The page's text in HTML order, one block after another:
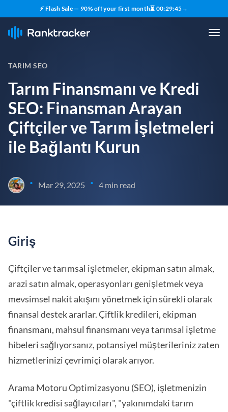
⚡ Flash Sale — 90% off your first month⏳ 00:29:44→
TARIM SEO
Tarım Finansmanı ve Kredi
SEO: Finansman Arayan
Çiftçiler ve Tarım İşletmeleri
ile Bağlantı Kurun
• Mar 29, 2025 • 4 min read
Giriş
Çiftçiler ve tarımsal işletmeler, ekipman satın almak,
arazi satın almak, operasyonları genişletmek veya
mevsimsel nakit akışını yönetmek için sürekli olarak
finansal destek ararlar. Çiftlik kredileri, ekipman
finansmanı, mahsul finansmanı veya tarımsal işletme
hibeleri sağlıyorsanız, potansiyel müşterileriniz zaten
hizmetlerinizi çevrimiçi olarak arıyor.
Arama Motoru Optimizasyonu (SEO), işletmenizin
"çiftlik kredisi sağlayıcıları", "yakınımdaki tarım